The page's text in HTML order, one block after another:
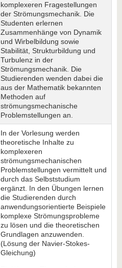
komplexeren Fragestellungen
der Strömungsmechanik. Die
Studenten erlernen
Zusammenhänge von Dynamik
und Wirbelbildung sowie
Stabilität, Strukturbildung und
Turbulenz in der
Strömungsmechanik. Die
Studierenden wenden dabei die
aus der Mathematik bekannten
Methoden auf
strömungsmechanische
Problemstellungen an.
In der Vorlesung werden
theoretische Inhalte zu
komplexeren
strömungsmechanischen
Problemstellungen vermittelt und
durch das Selbststudium
ergänzt. In den Übungen lernen
die Studierenden durch
anwendungsorientierte Beispiele
komplexe Strömungsprobleme
zu lösen und die theoretischen
Grundlagen anzuwenden.
(Lösung der Navier-Stokes-
Gleichung)